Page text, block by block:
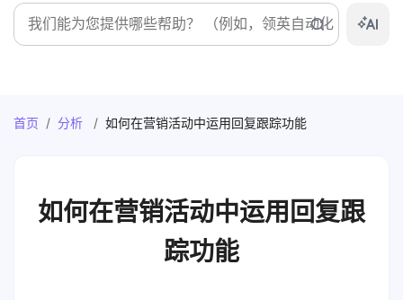
搜
索
首页 / 分析 / 如何在营销活动中运用回复跟踪功能
如何在营销活动中运用回复跟
踪功能